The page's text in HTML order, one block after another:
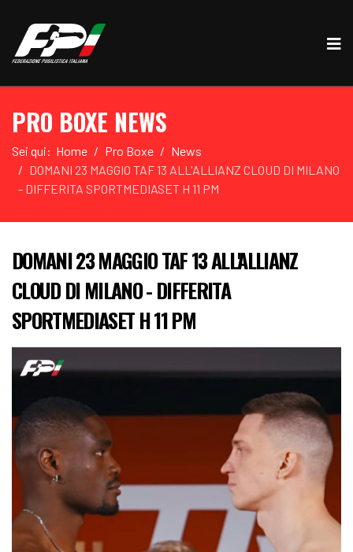
PRO BOXE NEWS
Sei qui: Home Pro Boxe
News
DOMANI 23 MAGGIO TAF 13 ALL'ALLIANZ CLOUD DI MILANO
- DIFFERITA SPORTMEDIASET H 11 PM
DOMANI 23 MAGGIO TAF 13 ALL'ALLIANZ
CLOUD DI MILANO - DIFFERITA
SPORTMEDIASET H 11 PM